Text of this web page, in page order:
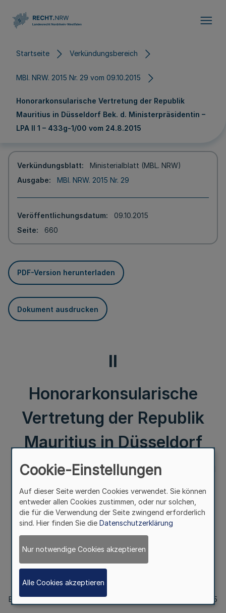
Startseite Verkündungsbereich
MBl. NRW. 2015 Nr. 29 vom 09.10.2015
Honorarkonsularische Vertretung der Republik
Mauritius in Düsseldorf Bek. d. Ministerpräsidentin –
LPA II 1 – 433g-1/00 vom 24.8.2015
Verkündungsblatt
Ministerialblatt (MBL. NRW)
Ausgabe
MBl. NRW. 2015 Nr. 29
Veröffentlichungsdatum
09.10.2015
Seite
660
PDF-Version herunterladen
Dokument ausdrucken
II
Honorarkonsularische
Vertretung der Republik
Mauritius in Düsseldorf
Bek. d. Ministerpräsidentin
– LPA II 1 – 433g-1/00 vom
24.8.2015
II.
Honorarkonsularische Vertretung
der Republik Mauritius in Düsseldorf
Bek. d. Ministerpräsidentin – LPA II 1 – 433g-1/00 vom 24.8.2015
Cookie-Einstellungen
Auf dieser Seite werden Cookies verwendet. Sie können
entweder allen Cookies zustimmen, oder nur solchen,
die für die Verwendung der Seite zwingend erforderlich
sind. Hier finden Sie die Datenschutzerklärung
Nur notwendige Cookies akzeptieren
Alle Cookies akzeptieren